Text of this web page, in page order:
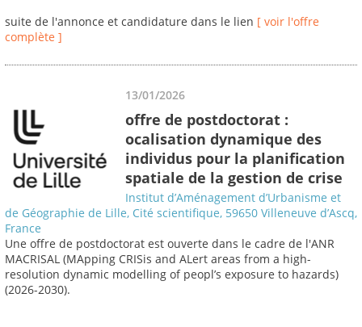
suite de l'annonce et candidature dans le lien [ voir l'offre
complète ]
13/01/2026
offre de postdoctorat :
ocalisation dynamique des
individus pour la planification
spatiale de la gestion de crise
Institut d’Aménagement d’Urbanisme et
de Géographie de Lille, Cité scientifique, 59650 Villeneuve d’Ascq,
France
Une offre de postdoctorat est ouverte dans le cadre de l'ANR
MACRISAL (MApping CRISis and ALert areas from a high-
resolution dynamic modelling of peopl’s exposure to hazards)
(2026-2030).